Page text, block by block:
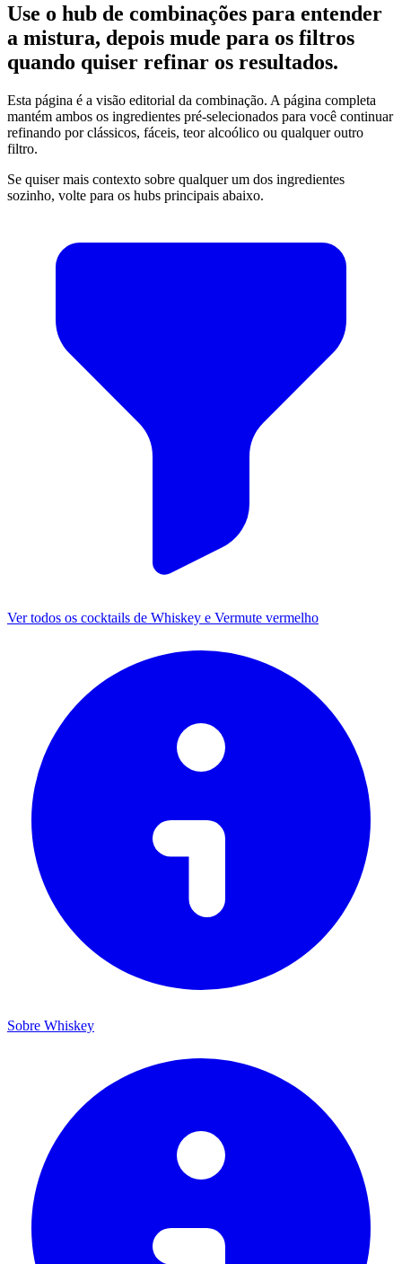
Use o hub de combinações para entender
a mistura, depois mude para os filtros
quando quiser refinar os resultados.
Esta página é a visão editorial da combinação. A página completa
mantém ambos os ingredientes pré-selecionados para você continuar
refinando por clássicos, fáceis, teor alcoólico ou qualquer outro
filtro.
Se quiser mais contexto sobre qualquer um dos ingredientes
sozinho, volte para os hubs principais abaixo.
Ver todos os cocktails de Whiskey e Vermute vermelho
Sobre Whiskey